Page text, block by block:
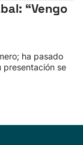
“Vengo
ha pasado
presentación se